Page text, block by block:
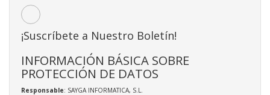
¡Suscríbete a Nuestro Boletín!
INFORMACIÓN BÁSICA SOBRE
PROTECCIÓN DE DATOS
Responsable: SAYGA INFORMATICA, S.L.